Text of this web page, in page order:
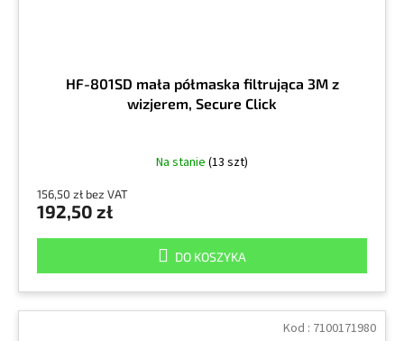
HF-801SD mała półmaska filtrująca 3M z
wizjerem, Secure Click
Na stanie (13 szt)
156,50 zł bez VAT
192,50 zł
DO KOSZYKA
Kod : 7100171980